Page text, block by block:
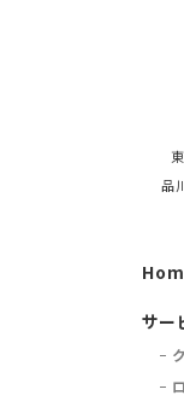
品
サー